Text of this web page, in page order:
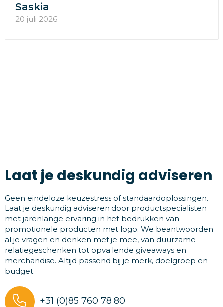
Saskia
20 juli 2026
Laat je deskundig adviseren
Geen eindeloze keuzestress of standaardoplossingen.
Laat je deskundig adviseren door productspecialisten
met jarenlange ervaring in het bedrukken van
promotionele producten met logo. We beantwoorden
al je vragen en denken met je mee, van duurzame
relatiegeschenken tot opvallende giveaways en
merchandise. Altijd passend bij je merk, doelgroep en
budget.
+31 (0)85 760 78 80